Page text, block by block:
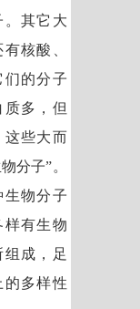
。其它大
核酸、
们的分子
多，但
这些大而
分子”。
生物分子
样有生物
成，足
的多样性